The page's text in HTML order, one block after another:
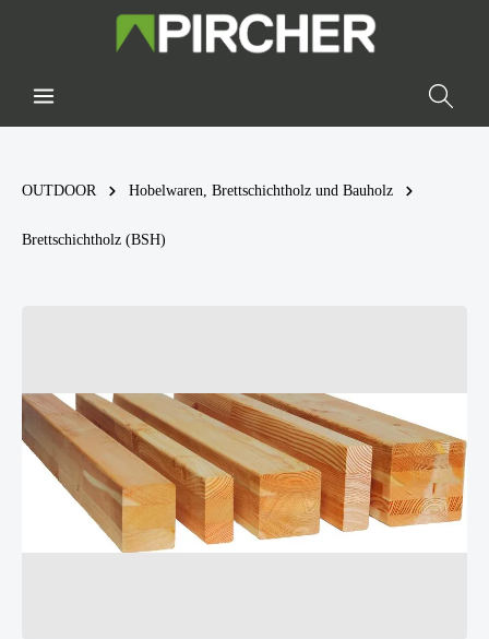
OUTDOOR Hobelwaren, Brettschichtholz und Bauholz
Brettschichtholz (BSH)